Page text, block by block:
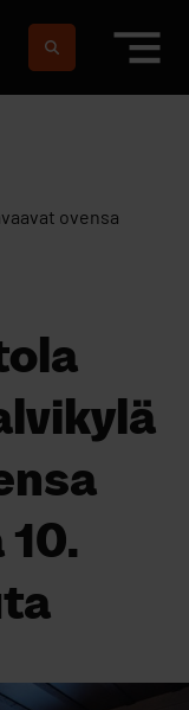
ovensa
10.